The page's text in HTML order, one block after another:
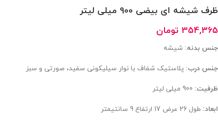
ظرف شیشه ای بیضی 900 میلی لیتر
354,365 تومان
جنس بدنه: شیشه
جنس درب: پلاستیک شفاف با نوار سیلیکونی سفید، صورتی و سبز
ظرفیت:
ابعاد: طول 26 عرض 17 ارتفاع 9 سانتیمتر